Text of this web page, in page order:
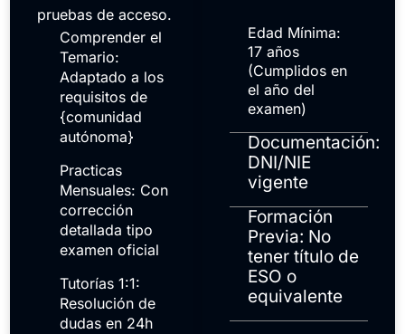
pruebas de acceso.
Comprender el
Temario:
Adaptado a los
requisitos de
{comunidad
autónoma}
Practicas
Mensuales: Con
corrección
detallada tipo
examen oficial
Tutorías 1:1:
Resolución de
dudas en 24h
Edad Mínima:
17 años
(Cumplidos en
el año del
examen)
Documentación:
DNI/NIE
vigente
Formación
Previa: No
tener título de
ESO o
equivalente